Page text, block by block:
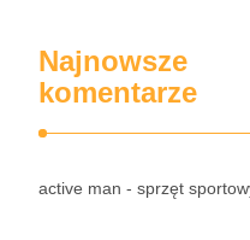
Najnowsze
komentarze
active man - sprzęt